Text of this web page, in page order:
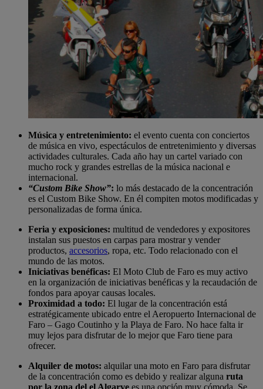
Música y entretenimiento: el evento cuenta con conciertos
de música en vivo, espectáculos de entretenimiento y diversas
actividades culturales. Cada año hay un cartel variado con
mucho rock y grandes estrellas de la música nacional e
internacional.
“Custom Bike Show”: lo más destacado de la concentración
es el Custom Bike Show. En él compiten motos modificadas y
personalizadas de forma única.
Feria y exposiciones: multitud de vendedores y expositores
instalan sus puestos en carpas para mostrar y vender
productos, accesorios, ropa, etc. Todo relacionado con el
mundo de las motos.
Iniciativas benéficas: El Moto Club de Faro es muy activo
en la organización de iniciativas benéficas y la recaudación de
fondos para apoyar causas locales.
Proximidad a todo: El lugar de la concentración está
estratégicamente ubicado entre el Aeropuerto Internacional de
Faro – Gago Coutinho y la Playa de Faro. No hace falta ir
muy lejos para disfrutar de lo mejor que Faro tiene para
ofrecer.
Alquiler de motos: alquilar una moto en Faro para disfrutar
de la concentración como es debido y realizar alguna ruta